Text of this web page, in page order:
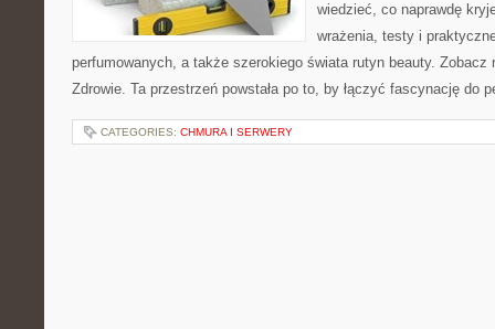
wiedzieć, co naprawdę
wrażenia, testy i
perfumowanych, a także szerokiego świata rutyn beauty. Zobacz
Zdrowie. Ta przestrzeń powstała po to, by łączyć fascynację do
CATEGORIES: CHMURA I SERWERY